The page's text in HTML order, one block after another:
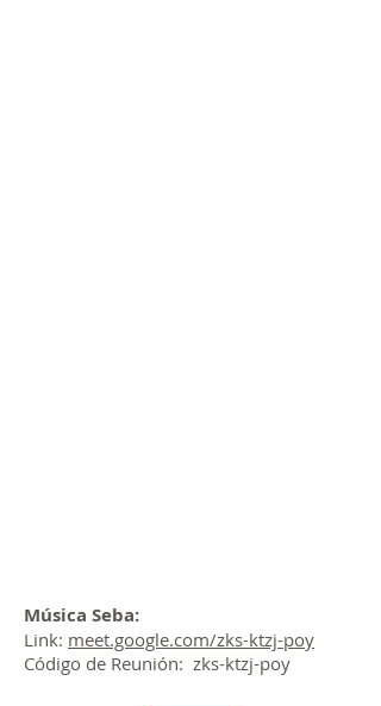
Música Seba:
Link: meet.google.com/zks-ktzj-poy
Código de Reunión: zks-ktzj-poy